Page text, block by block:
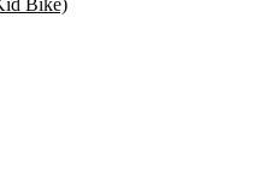
Bike)